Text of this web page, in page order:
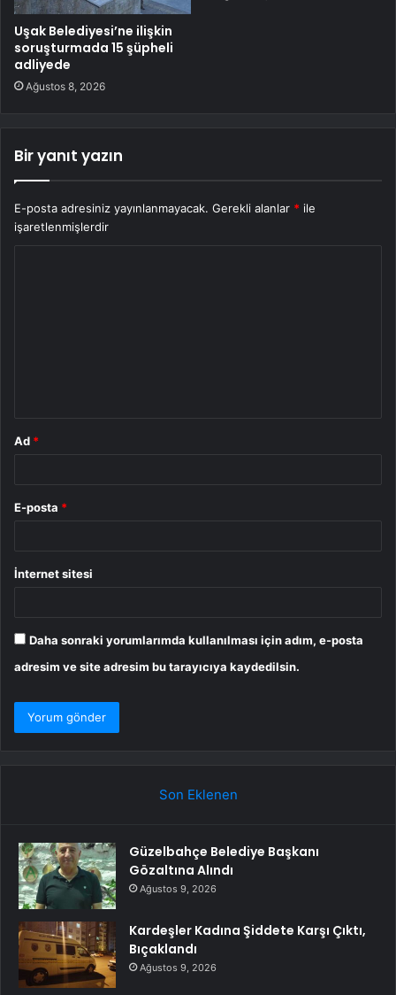
Uşak Belediyesi’ne ilişkin
soruşturmada 15 şüpheli
adliyede
Ağustos 8, 2026
Bir yanıt yazın
E-posta adresiniz yayınlanmayacak. Gerekli alanlar * ile
işaretlenmişlerdir
Ad *
E-posta *
İnternet sitesi
Daha sonraki yorumlarımda kullanılması için adım, e-posta
adresim ve site adresim bu tarayıcıya kaydedilsin.
Son Eklenen
Güzelbahçe Belediye Başkanı
Gözaltına Alındı
Ağustos 9, 2026
Kardeşler Kadına Şiddete Karşı Çıktı,
Bıçaklandı
Ağustos 9, 2026